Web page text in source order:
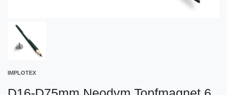
IMPLOTEX